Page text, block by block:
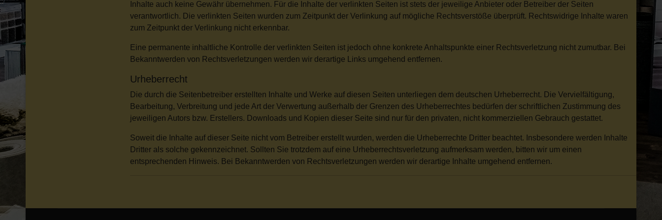
Inhalte auch keine Gewähr übernehmen. Für die Inhalte der verlinkten Seiten ist stets der jeweilige Anbieter oder Betreiber der Seiten
verantwortlich. Die verlinkten Seiten wurden zum Zeitpunkt der Verlinkung auf mögliche Rechtsverstöße überprüft. Rechtswidrige Inhalte waren
zum Zeitpunkt der Verlinkung nicht erkennbar.
Eine permanente inhaltliche Kontrolle der verlinkten Seiten ist jedoch ohne konkrete Anhaltspunkte einer Rechtsverletzung nicht zumutbar. Bei
Bekanntwerden von Rechtsverletzungen werden wir derartige Links umgehend entfernen.
Urheberrecht
Die durch die Seitenbetreiber erstellten Inhalte und Werke auf diesen Seiten unterliegen dem deutschen Urheberrecht. Die Vervielfältigung,
Bearbeitung, Verbreitung und jede Art der Verwertung außerhalb der Grenzen des Urheberrechtes bedürfen der schriftlichen Zustimmung des
jeweiligen Autors bzw. Erstellers. Downloads und Kopien dieser Seite sind nur für den privaten, nicht kommerziellen Gebrauch gestattet.
Soweit die Inhalte auf dieser Seite nicht vom Betreiber erstellt wurden, werden die Urheberrechte Dritter beachtet. Insbesondere werden Inhalte
Dritter als solche gekennzeichnet. Sollten Sie trotzdem auf eine Urheberrechtsverletzung aufmerksam werden, bitten wir um einen
entsprechenden Hinweis. Bei Bekanntwerden von Rechtsverletzungen werden wir derartige Inhalte umgehend entfernen.